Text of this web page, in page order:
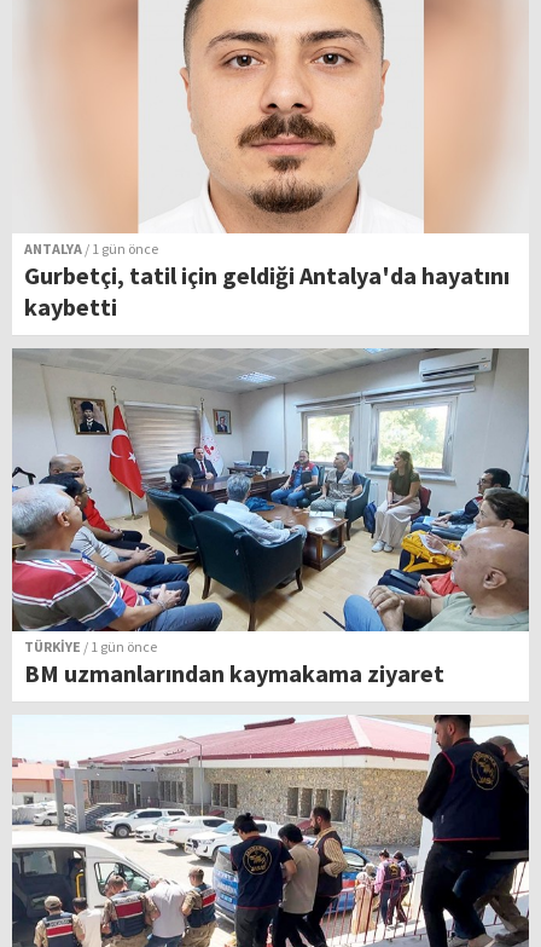
ANTALYA / 1 gün önce
Gurbetçi, tatil için geldiği Antalya'da hayatını
kaybetti
TÜRKİYE / 1 gün önce
BM uzmanlarından kaymakama ziyaret